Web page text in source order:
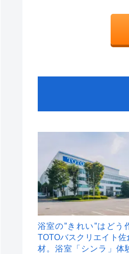
浴室の”きれい”はどう
TOTOバスクリエイト佐
材。浴室「シンラ」体